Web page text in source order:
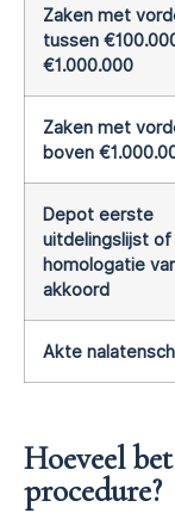
Zaken met
tussen
€1.000.000
Zaken met
boven
Depot eerste
uitdelingslijst of
homologatie
akkoord
Akte
Hoeveel
procedure?